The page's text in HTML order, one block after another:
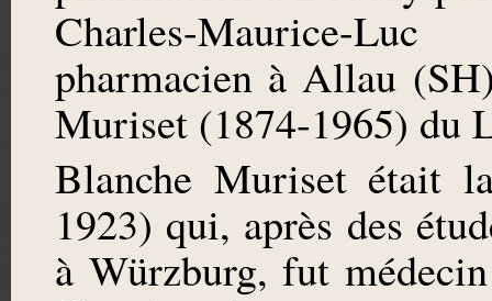
Charles-Maurice-
pharmacien à Allau
Muriset (1874-1965) du
Blanche Muriset était
1923) qui, après des
à Würzburg, fut